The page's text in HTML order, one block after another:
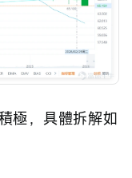
極，具體拆解如